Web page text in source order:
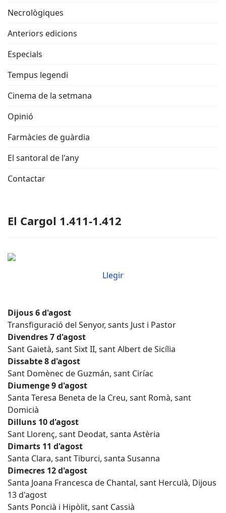
Necrològiques
Anteriors edicions
Especials
Tempus legendi
Cinema de la setmana
Opinió
Farmàcies de guàrdia
El santoral de l'any
Contactar
El Cargol 1.411-1.412
Llegir
Dijous 6 d'agost
Transfiguració del Senyor, sants Just i Pastor
Divendres 7 d'agost
Sant Gaietà, sant Sixt II, sant Albert de Sicília
Dissabte 8 d'agost
Sant Domènec de Guzmán, sant Ciríac
Diumenge 9 d'agost
Santa Teresa Beneta de la Creu, sant Romà, sant
Domicià
Dilluns 10 d'agost
Sant Llorenç, sant Deodat, santa Astèria
Dimarts 11 d'agost
Santa Clara, sant Tiburci, santa Susanna
Dimecres 12 d'agost
Santa Joana Francesca de Chantal, sant Herculà, Dijous
13 d'agost
Sants Poncià i Hipòlit, sant Cassià